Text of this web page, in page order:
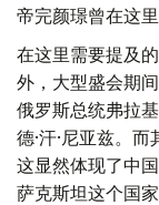
帝完颜璟曾在这
在这里需要提及
外，大型盛会期
俄罗斯总统弗拉
德·汗·尼亚兹。
这显然体现了中
萨克斯坦这个国